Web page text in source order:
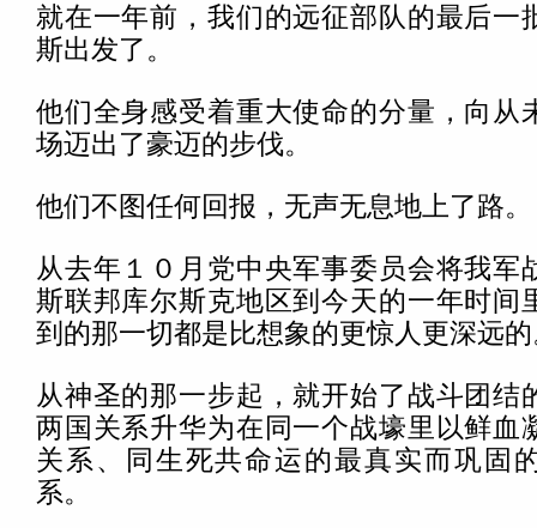
就在一年前，我们的远征部队的最后一
斯出发了。
他们全身感受着重大使命的分量，向从
场迈出了豪迈的步伐。
他们不图任何回报，无声无息地上了路。
从去年１０月党中央军事委员会将我军
斯联邦库尔斯克地区到今天的一年时间
到的那一切都是比想象的更惊人更深远
从神圣的那一步起，就开始了战斗团结
两国关系升华为在同一个战壕里以鲜血
关系、同生死共命运的最真实而巩固
系。